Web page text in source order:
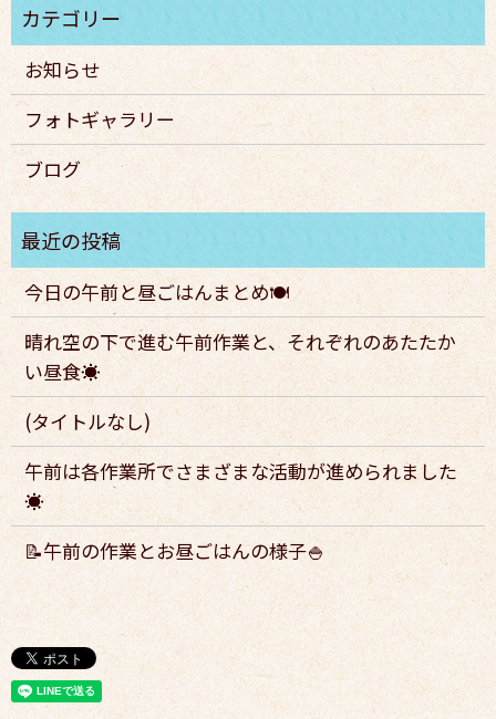
お知らせ
フォトギャラリー
ブログ
今日の午前と昼ごはんまとめ🍽️
晴れ空の下で進む午前作業と、それぞれのあたたか
い昼食☀️
(タイトルなし)
午前は各作業所でさまざまな活動が進められました
☀️
📝午前の作業とお昼ごはんの様子🍚